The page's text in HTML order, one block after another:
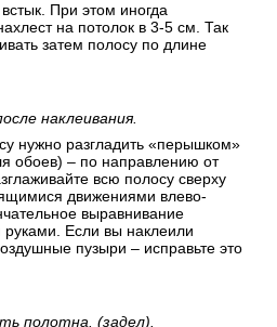
При этом иногда
на потолок в 3-5 см. Так
затем полосу по длине
наклеивания.
нужно разгладить «перышком»
обоев) – по направлению от
всю полосу сверху
движениями влево-
выравнивание
Если вы наклеили
пузыри – исправьте это
полотна. (задел).